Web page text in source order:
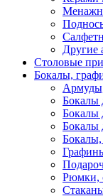
Другие
Столовые
Бокалы,
Бокалы
Бокалы
Бокалы
Бокалы,
Рюмки,